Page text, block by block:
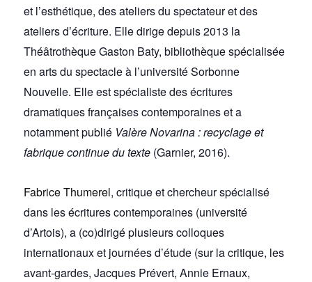
et l’esthétique, des ateliers du spectateur et des
ateliers d’écriture. Elle dirige depuis 2013 la
Théâtrothèque Gaston Baty, bibliothèque spécialisée
en arts du spectacle à l’université Sorbonne
Nouvelle. Elle est spécialiste des écritures
dramatiques françaises contemporaines et a
notamment publié Valère Novarina : recyclage et
fabrique continue du texte(Garnier, 2016).
Fabrice Thumerel, critique et chercheur spécialisé
dans les écritures contemporaines (université
d’Artois), a (co)dirigé plusieurs colloques
internationaux et journées d’étude (sur la critique, les
avant-gardes, Jacques Prévert, Annie Ernaux,